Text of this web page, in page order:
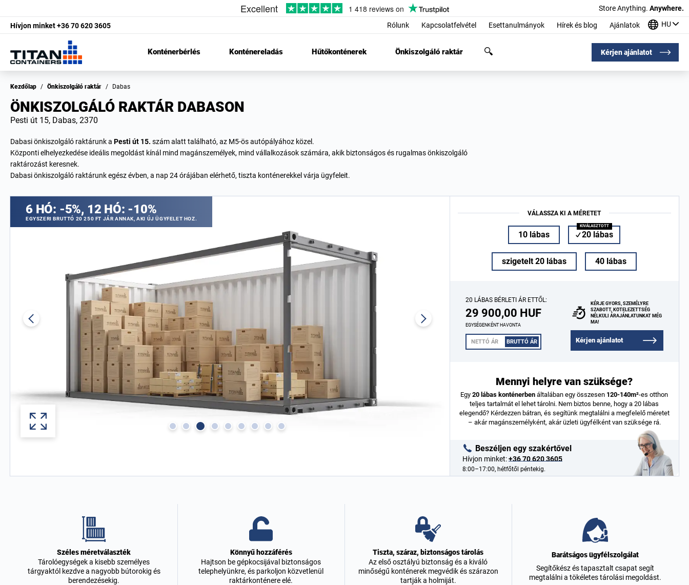
Store Anything. Anywhere.
Hívjon minket+36 70 620 3605 Rólunk Kapcsolatfelvétel Esettanulmányok Hírek és blog Ajánlatok HU
Konténerbérlés Konténereladás Hűtőkonténerek Önkiszolgáló raktár Kérjen ajánlatot
Kezdőlap / Önkiszolgáló raktár / Dabas
ÖNKISZOLGÁLÓ RAKTÁR DABASON
Pesti út 15, Dabas, 2370
Dabasi önkiszolgáló raktárunk a Pesti út 15. szám alatt található, az M5-ös autópályához közel.
Központi elhelyezkedése ideális megoldást kínál mind magánszemélyek, mind vállalkozások számára, akik biztonságos és rugalmas önkiszolgáló
raktározást keresnek.
Dabasi önkiszolgáló raktárunk egész évben, a nap 24 órájában elérhető, tiszta konténerekkel várja ügyfeleit.
6 HÓ: -5%, 12 HÓ: -10%
EGYSZERI BRUTTÓ 20 250 FT JÁR ANNAK, AKI ÚJ ÜGYFELET HOZ.
VÁLASSZA KI A MÉRETET
10 lábas 20 lábas
szigetelt 20 lábas 40 lábas
20 LÁBAS BÉRLETI ÁR ETTŐL:
29 900,00 HUF
EGYSÉGENKÉNT HAVONTA
NETTÓ ÁR BRUTTÓ ÁR Kérjen ajánlatot
KÉRJE GYORS, SZEMÉLYRE
SZABOTT, KÖTELEZETTSÉG
NÉLKÜLI ÁRAJÁNLATUNKAT MÉG
MA!
Mennyi helyre van szüksége?
Egy20 lábas konténerben általában egy összesen 120-140m²-es otthon
teljes tartalmát el lehet tárolni. Nem biztos benne, hogy a 20 lábas
elegendő? Kérdezzen bátran, és segítünk megtalálni a megfelelő méretet
– akár magánszemélyként, akár üzleti ügyfélként van szüksége rá.
Beszéljen egy szakértővel
Hívjon minket:+36 70 620 3605
8:00–17:00, hétfőtől péntekig.
Széles méretválaszték
Tárolóegységek a kisebb személyes
tárgyaktól kezdve a nagyobb bútorokig és
berendezésekig.
Könnyű hozzáférés
Hajtson be gépkocsijával biztonságos
telephelyünkre, és parkoljon közvetlenül
raktárkonténere elé.
Tiszta, száraz, biztonságos tárolás
Az első osztályú biztonság és a kiváló
minőségű konténerek megvédik és szárazon
tartják a holmiját.
Barátságos ügyfélszolgálat
Segítőkész és tapasztalt csapat segít
megtalálni a tökéletes tárolási megoldást.